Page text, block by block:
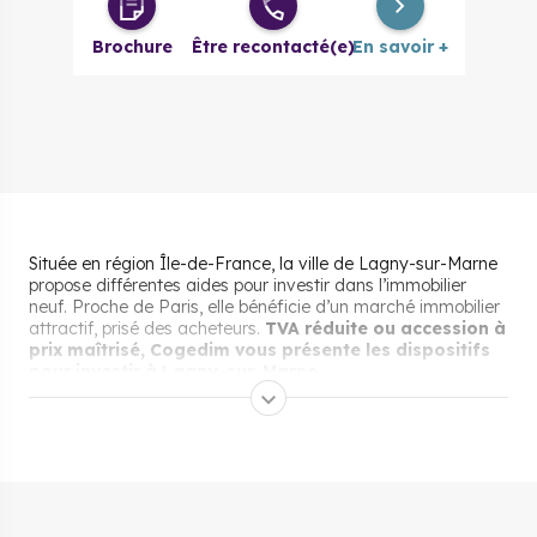
pièces
à partir de 399 600 €
Brochure Être recontacté(e)En savoir +
Située en région Île-de-France, la ville de Lagny-sur-Marne
propose différentes aides pour investir dans l’immobilier
neuf. Proche de Paris, elle bénéficie d’un marché immobilier
attractif, prisé des acheteurs. TVA réduite ou accession à
prix maîtrisé, Cogedim vous présente les dispositifs